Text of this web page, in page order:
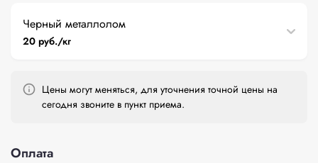
Черный металлолом
20 руб./кг
Цены могут меняться, для уточнения точной цены на
сегодня звоните в пункт приема.
Оплата